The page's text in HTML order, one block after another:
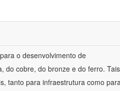
o desenvolvimento de
do cobre, do bronze e do ferro. Tais
tanto para infraestrutura como